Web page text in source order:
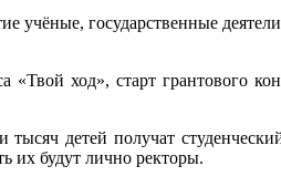
государственные
ход», старт грантового
тысяч детей получат
их будут лично ректоры.